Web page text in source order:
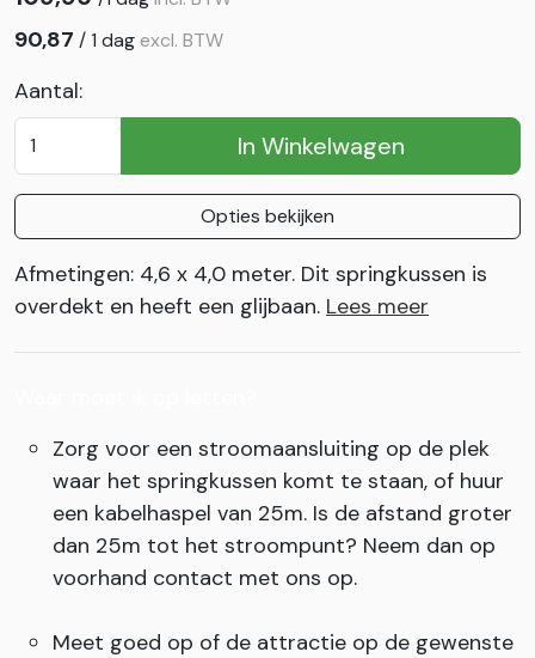
90,87 /1 dag excl. BTW
Aantal:
In Winkelwagen
Opties bekijken
Afmetingen: 4,6 x 4,0 meter. Dit springkussen is
overdekt en heeft een glijbaan. Lees meer
Zorg voor een stroomaansluiting op de plek
waar het springkussen komt te staan, of huur
een kabelhaspel van 25m. Is de afstand groter
dan 25m tot het stroompunt? Neem dan op
voorhand contact met ons op.
Meet goed op of de attractie op de gewenste